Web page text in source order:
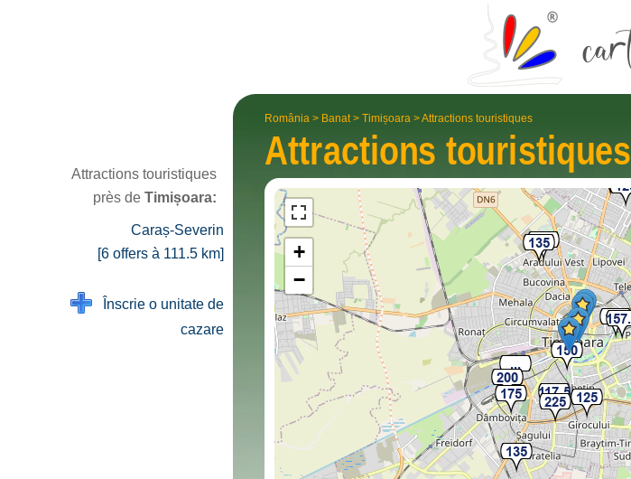
România > Banat> Timișoara >Attractions touristiques
Attractions touristiques
+
−
Attractions touristiques
près de Timișoara:
Caraș-Severin
[6 offers à 111.5 km]
Înscrie o unitate de
cazare